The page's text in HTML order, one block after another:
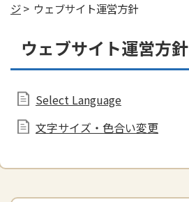
ジ> ウェブサイト運営方針
ウェブサイト運営方針
Select Language
文字サイズ・色合い変更